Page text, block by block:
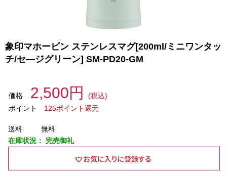
象印マホービン ステンレスマグ[200ml/ミニワンタッ
チ/セ―ジグリーン] SM-PD20-GM
価格 2,500円
(税込)
ポイント
125ポイント還元
送料
無料
在庫状況： 完売御礼